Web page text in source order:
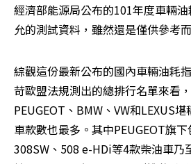
經濟部能源局公布的101年度車輛
允的測試資料，雖然還是僅供參考
綜觀這份最新公布的國內車輛油耗
苛歐盟法規測出的總排行名單來看
PEUGEOT、BMW、VW和LEXUS
車款數也最多。其中PEUGEOT旗
308SW、508 e-HDi等4款柴油車